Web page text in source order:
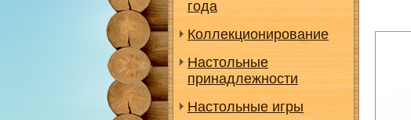
года
Коллекционирование
Настольные
принадлежности
Настольные игры